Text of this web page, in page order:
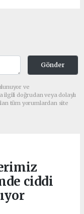
Gönder
ve
ilgili doğrudan veya dolaylı
tüm yorumlardan site
ciddi